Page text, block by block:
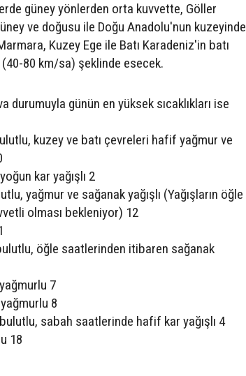
güney yönlerden orta kuvvette, Göller
ve doğusu ile Doğu Anadolu'nun kuzeyinde
Kuzey Ege ile Batı Karadeniz'in batı
(40-80 km/sa) şeklinde esecek.
durumuyla günün en yüksek sıcaklıkları ise
kuzey ve batı çevreleri hafif yağmur ve
kar yağışlı 2
yağmur ve sağanak yağışlı (Yağışların öğle
olması bekleniyor) 12
öğle saatlerinden itibaren sağanak
7
8
sabah saatlerinde hafif kar yağışlı 4
18